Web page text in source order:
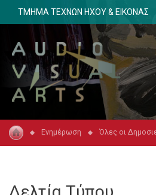
ΤΜΗΜΑ ΤΕΧΝΩΝ ΗΧΟΥ & ΕΙΚΟΝΑΣ
Ενημέρωση Όλες οι